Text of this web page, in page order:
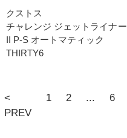
クストス
チャレンジ ジェットライナー
II P-S オートマティック
THIRTY6
<
PREV
1 2 ... 6